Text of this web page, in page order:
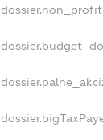
dossier.non_profit